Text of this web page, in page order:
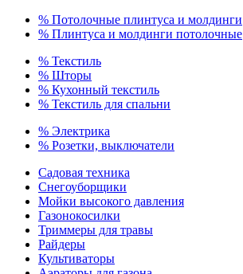
% Потолочные плинтуса и молдинги
% Плинтуса и молдинги потолочные
% Текстиль
% Шторы
% Кухонный текстиль
% Текстиль для спальни
% Электрика
% Розетки, выключатели
Садовая техника
Снегоуборщики
Мойки высокого давления
Газонокосилки
Триммеры для травы
Райдеры
Культиваторы